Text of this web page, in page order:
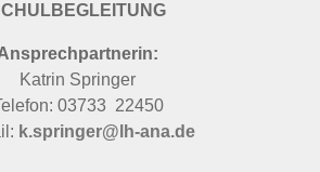
Katrin Springer
03733 22450
k.springer@lh-ana.de